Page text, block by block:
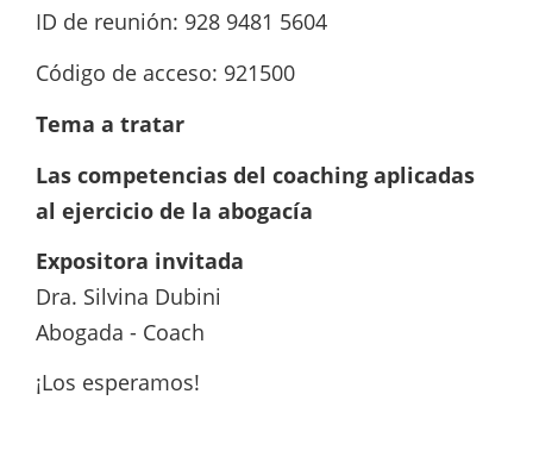
ID de reunión: 928 9481 5604
Código de acceso: 921500
Tema a tratar
Las competencias del coaching aplicadas
al ejercicio de la abogacía
Expositora invitada
Dra. Silvina Dubini
Abogada - Coach
¡Los esperamos!